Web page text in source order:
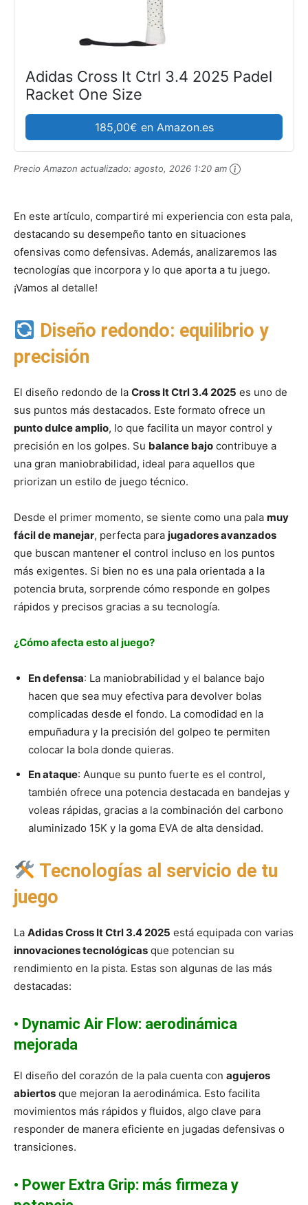
Adidas Cross It Ctrl 3.4 2025 Padel
Racket One Size
185,00€ en Amazon.es
Precio Amazon actualizado: agosto, 2026 1:20 am
En este artículo, compartiré mi experiencia con esta pala,
destacando su desempeño tanto en situaciones
ofensivas como defensivas. Además, analizaremos las
tecnologías que incorpora y lo que aporta a tu juego.
¡Vamos al detalle!
Diseño redondo: equilibrio y
precisión
El diseño redondo de la Cross It Ctrl 3.4 2025 es uno de
sus puntos más destacados. Este formato ofrece un
punto dulce amplio, lo que facilita un mayor control y
precisión en los golpes. Su balance bajo contribuye a
una gran maniobrabilidad, ideal para aquellos que
priorizan un estilo de juego técnico.
Desde el primer momento, se siente como una pala muy
fácil de manejar, perfecta para jugadores avanzados
que buscan mantener el control incluso en los puntos
más exigentes. Si bien no es una pala orientada a la
potencia bruta, sorprende cómo responde en golpes
rápidos y precisos gracias a su tecnología.
¿Cómo afecta esto al juego?
En defensa: La maniobrabilidad y el balance bajo
hacen que sea muy efectiva para devolver bolas
complicadas desde el fondo. La comodidad en la
empuñadura y la precisión del golpeo te permiten
colocar la bola donde quieras.
En ataque: Aunque su punto fuerte es el control,
también ofrece una potencia destacada en bandejas y
voleas rápidas, gracias a la combinación del carbono
aluminizado 15K y la goma EVA de alta densidad.
Tecnologías al servicio de tu
juego
La Adidas Cross It Ctrl 3.4 2025 está equipada con varias
innovaciones tecnológicas que potencian su
rendimiento en la pista. Estas son algunas de las más
destacadas:
• Dynamic Air Flow: aerodinámica
mejorada
El diseño del corazón de la pala cuenta con agujeros
abiertos que mejoran la aerodinámica. Esto facilita
movimientos más rápidos y fluidos, algo clave para
responder de manera eficiente en jugadas defensivas o
transiciones.
• Power Extra Grip: más firmeza y